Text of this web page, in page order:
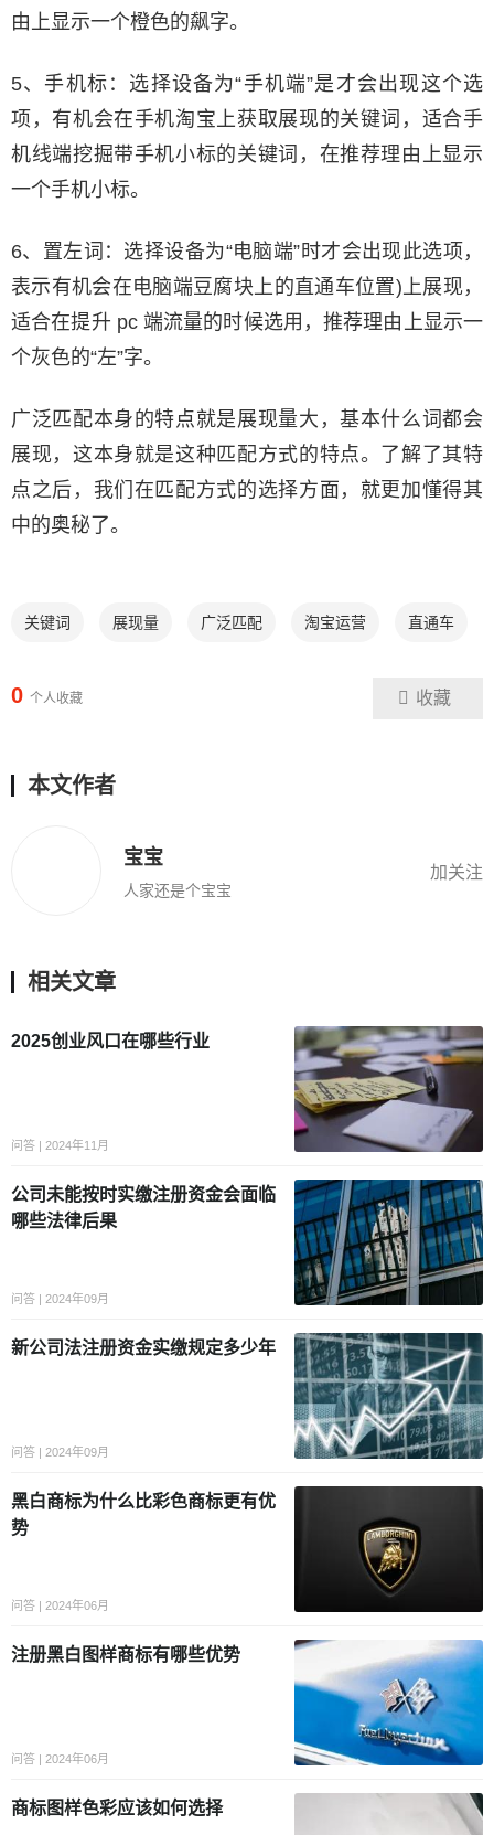
由上显示一个橙色的飙字。
5、手机标：选择设备为“手机端”是才会出现这个选
项，有机会在手机淘宝上获取展现的关键词，适合手
机线端挖掘带手机小标的关键词，在推荐理由上显示
一个手机小标。
6、置左词：选择设备为“电脑端”时才会出现此选项，
表示有机会在电脑端豆腐块上的直通车位置)上展现，
适合在提升 pc 端流量的时候选用，推荐理由上显示一
个灰色的“左”字。
广泛匹配本身的特点就是展现量大，基本什么词都会
展现，这本身就是这种匹配方式的特点。了解了其特
点之后，我们在匹配方式的选择方面，就更加懂得其
中的奥秘了。
关键词 展现量 广泛匹配 淘宝运营 直通车
0 个人收藏 收藏
本文作者
宝宝
人家还是个宝宝
加关注
相关文章
2025创业风口在哪些行业
问答 | 2024年11月
公司未能按时实缴注册资金会面临
哪些法律后果
问答 | 2024年09月
新公司法注册资金实缴规定多少年
问答 | 2024年09月
黑白商标为什么比彩色商标更有优
势
问答 | 2024年06月
注册黑白图样商标有哪些优势
问答 | 2024年06月
商标图样色彩应该如何选择